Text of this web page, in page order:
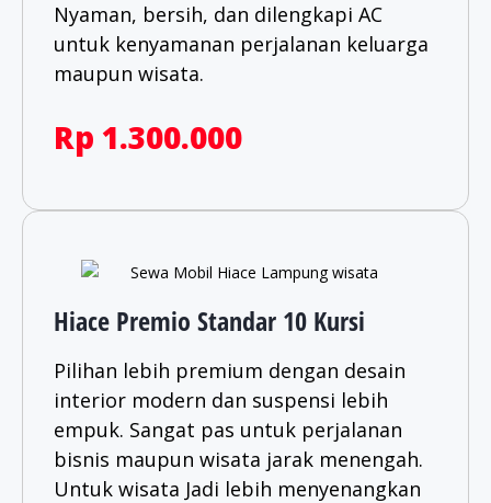
Nyaman, bersih, dan dilengkapi AC
untuk kenyamanan perjalanan keluarga
maupun wisata.​
Rp 1.300.000
Hiace Premio Standar 10 Kursi
Pilihan lebih premium dengan desain
interior modern dan suspensi lebih
empuk. Sangat pas untuk perjalanan
bisnis maupun wisata jarak menengah.
Untuk wisata Jadi lebih menyenangkan​